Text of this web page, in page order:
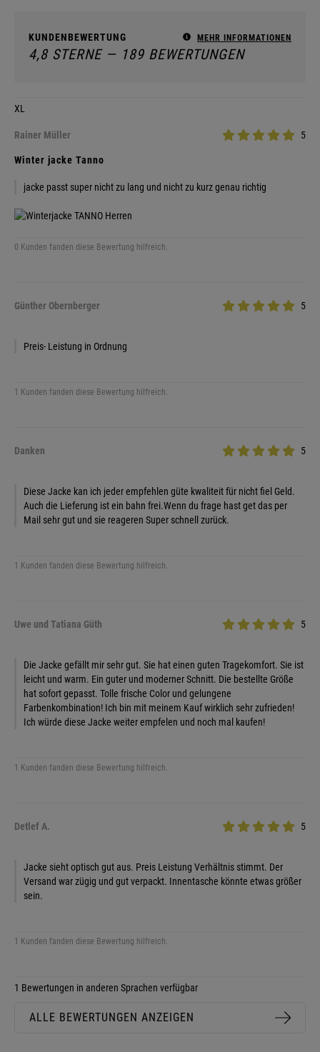
KUNDENBEWERTUNG MEHR INFORMATIONEN
4,8 STERNE — 189 BEWERTUNGEN
XL
Rainer Müller 5
Winter jacke Tanno
jacke passt super nicht zu lang und nicht zu kurz genau richtig
0 Kunden fanden diese Bewertung hilfreich.
Günther Obernberger 5
Preis- Leistung in Ordnung
1 Kunden fanden diese Bewertung hilfreich.
Danken 5
Diese Jacke kan ich jeder empfehlen güte kwaliteit für nicht fiel Geld.
Auch die Lieferung ist ein bahn frei.Wenn du frage hast get das per
Mail sehr gut und sie reageren Super schnell zurück.
1 Kunden fanden diese Bewertung hilfreich.
Uwe und Tatiana Güth 5
Die Jacke gefällt mir sehr gut. Sie hat einen guten Tragekomfort. Sie ist
leicht und warm. Ein guter und moderner Schnitt. Die bestellte Größe
hat sofort gepasst. Tolle frische Color und gelungene
Farbenkombination! Ich bin mit meinem Kauf wirklich sehr zufrieden!
Ich würde diese Jacke weiter empfelen und noch mal kaufen!
1 Kunden fanden diese Bewertung hilfreich.
Detlef A. 5
Jacke sieht optisch gut aus. Preis Leistung Verhältnis stimmt. Der
Versand war zügig und gut verpackt. Innentasche könnte etwas größer
sein.
1 Kunden fanden diese Bewertung hilfreich.
1 Bewertungen in anderen Sprachen verfügbar
ALLE BEWERTUNGEN ANZEIGEN